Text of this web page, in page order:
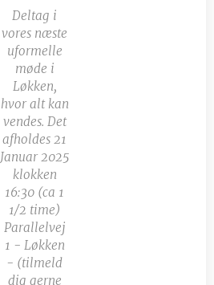
Deltag i
vores næste
uformelle
møde i
Løkken,
hvor alt kan
vendes. Det
afholdes 21
Januar 2025
klokken
16:30 (ca 1
1/2 time)
Parallelvej
1 - Løkken
- (tilmeld
dig gerne